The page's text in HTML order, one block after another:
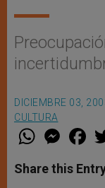
DICIEMBRE 03,
CULTURA
W
t
s
M
e
s
e
F
a
e
b
Share this